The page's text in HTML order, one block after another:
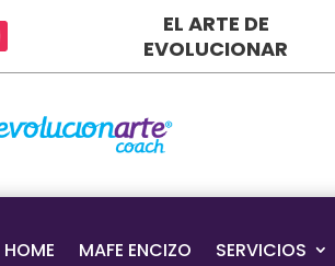
EL ARTE DE
EVOLUCIONAR
HOME MAFE ENCIZO SERVICIOS